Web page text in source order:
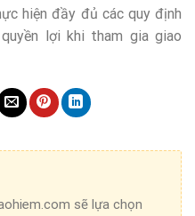
hiện đầy đủ các quy định
lợi khi tham gia giao
sẽ lựa chọn